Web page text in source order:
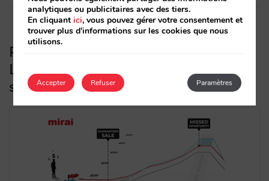
Prix par jour ou par occupation ?
L’impact de la connectivité sur votre
stratégie de revenus (Partie 1)
analytiques ou publicitaires avec des tiers.
En cliquantici, vous pouvez gérer votre consentement et
trouver plus d'informations sur les cookies que nous
utilisons.
Accepter Paramètres
Refuser